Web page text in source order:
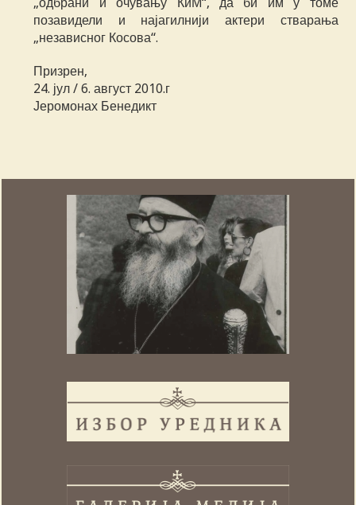
позавидели и најагилнији актери стварања
„независног Косова“.
Призрен,
24. јул / 6. август 2010.г
Јеромонах Бенедикт